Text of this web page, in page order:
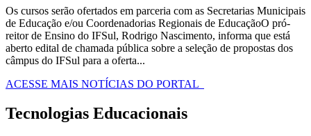
Os cursos serão ofertados em parceria com as Secretarias Municipais
de Educação e/ou Coordenadorias Regionais de EducaçãoO pró-
reitor de Ensino do IFSul, Rodrigo Nascimento, informa que está
aberto edital de chamada pública sobre a seleção de propostas dos
câmpus do IFSul para a oferta...
ACESSE MAIS NOTÍCIAS DO PORTAL
Tecnologias Educacionais